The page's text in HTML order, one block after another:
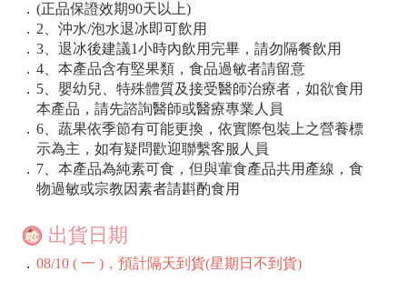
． (正品保證效期90天以上)
． 2、沖水/泡水退冰即可飲用
． 3、退冰後建議1小時內飲用完畢，請勿隔餐飲用
． 4、本產品含有堅果類，食品過敏者請留意
． 5、嬰幼兒、特殊體質及接受醫師治療者，如欲食用
本產品，請先諮詢醫師或醫療專業人員
． 6、蔬果依季節有可能更換，依實際包裝上之營養標
示為主，如有疑問歡迎聯繫客服人員
． 7、本產品為純素可食，但與葷食產品共用產線，食
物過敏或宗教因素者請斟酌食用
出貨日期
． 08/10 ( 一 )，預計隔天到貨(星期日不到貨)